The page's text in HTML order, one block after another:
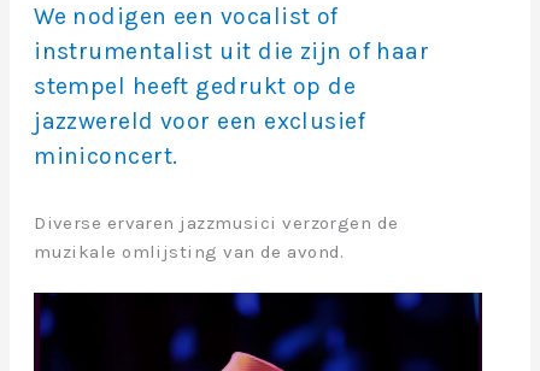
We nodigen een vocalist of
instrumentalist uit die zijn of haar
stempel heeft gedrukt op de
jazzwereld voor een exclusief
miniconcert.
Diverse ervaren jazzmusici verzorgen de
muzikale omlijsting van de avond.